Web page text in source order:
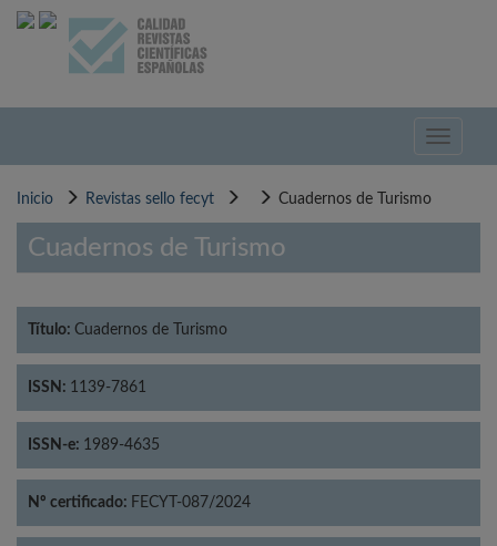
Pasar
Toggle
Inicio Revistas sello fecyt Cuadernos de Turismo
Cuadernos de Turismo
Título: Cuadernos de Turismo
ISSN: 1139-7861
ISSN-e: 1989-4635
Nº certificado: FECYT-087/2024